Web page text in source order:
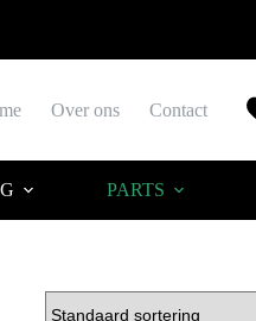
Over ons Contact
PARTS